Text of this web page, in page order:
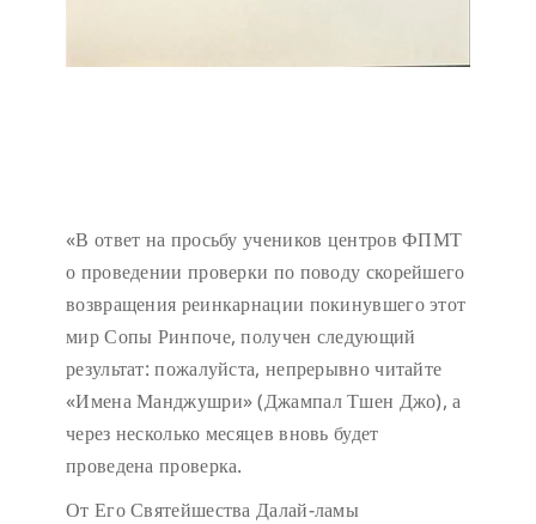
«В ответ на просьбу учеников центров ФПМТ
о проведении проверки по поводу скорейшего
возвращения реинкарнации покинувшего этот
мир Сопы Ринпоче, получен следующий
результат: пожалуйста, непрерывно читайте
«Имена Манджушри» (Джампал Тшен Джо), а
через несколько месяцев вновь будет
проведена проверка.
От Его Святейшества Далай-ламы